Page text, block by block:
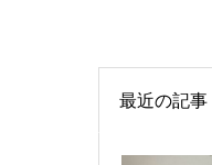
最近の記事